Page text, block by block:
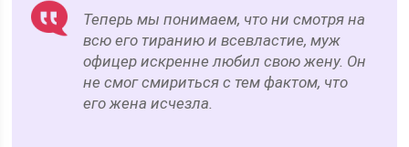
Теперь мы понимаем, что ни смотря на
всю его тиранию и всевластие, муж
офицер искренне любил свою жену. Он
не смог смириться с тем фактом, что
его жена исчезла.